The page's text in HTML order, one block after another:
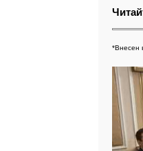
*Внесен